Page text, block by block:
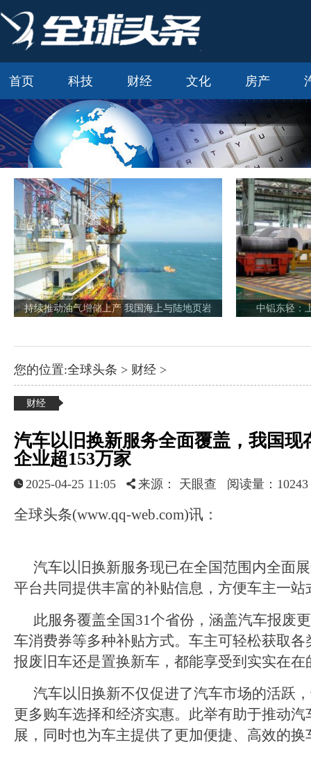
首页 科技 财经 文化 房产
持续推动油气增储上产 我国海上与陆地页岩 中铝东轻：
您的位置:全球头条 > 财经 >
财经
汽车以旧换新服务全面覆盖，我国现
企业超153万家
2025-04-25 11:05 来源： 天眼查 阅读量：
全球头条(www.qq-web.com)讯：
汽车以旧换新服务现已在全国范围内全面
平台共同提供丰富的补贴信息，方便车主一站
此服务覆盖全国31个省份，涵盖汽车报废
车消费券等多种补贴方式。车主可轻松获取
报废旧车还是置换新车，都能享受到实实在在
汽车以旧换新不仅促进了汽车市场的活跃
更多购车选择和经济实惠。此举有助于推动
展，同时也为车主提供了更加便捷、高效的换